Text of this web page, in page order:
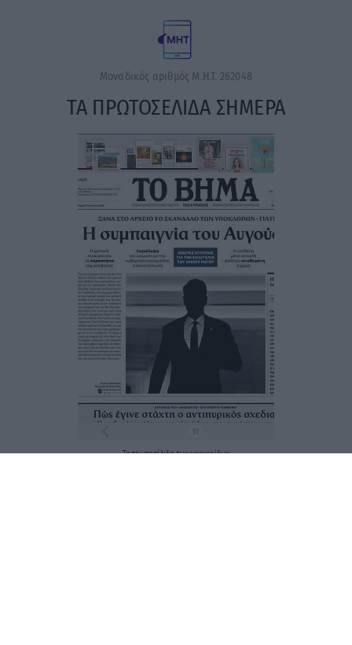
Μοναδικός αριθμός Μ.Η.Τ. 262048
ΤΑ ΠΡΩΤΟΣΕΛΙΔΑ ΣΗΜΕΡΑ
Ταπρωτοσέλιδατωνεφημερίδων